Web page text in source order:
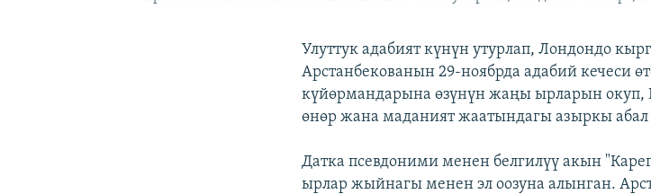
Улуттук адабият күнүн утурлап, Лондондо
Арстанбекованын 29-ноябрда адабий кечеси
күйөрмандарына өзүнүн жаңы ырларын окуп,
өнөр жана маданият жаатындагы азыркы абал
Датка псевдоними менен белгилүү акын
ырлар жыйнагы менен эл оозуна алынган.